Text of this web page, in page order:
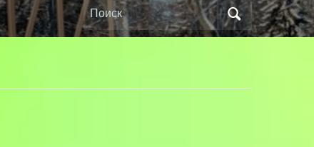
Поиск
по: